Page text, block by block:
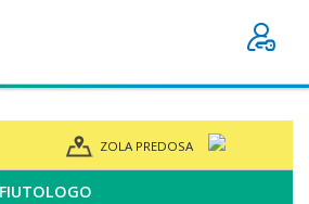
ZOLA PREDOSA